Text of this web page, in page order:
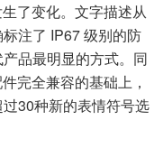
了变化。文字描述从
注了 IP67 级别的防
品最明显的方式。同
完全兼容的基础上，
30种新的表情符号选